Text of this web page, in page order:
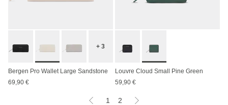
+ 3
Bergen Pro Wallet Large Sandstone
69,90 €
Louvre Cloud Small Pine Green
59,90 €
1 2